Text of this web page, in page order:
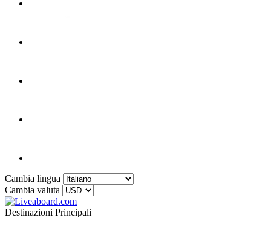
Cambia lingua
Cambia valuta
Destinazioni Principali